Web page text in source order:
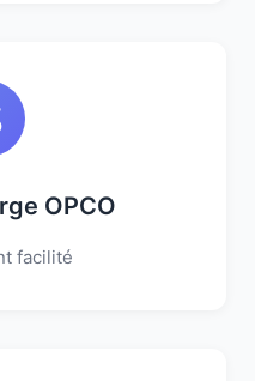
OPCO
facilité